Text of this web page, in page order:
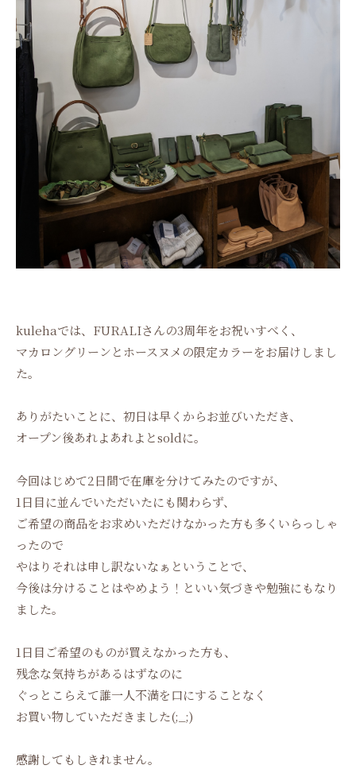
kulehaでは、FURALIさんの3周年をお祝いすべく、
マカロングリーンとホースヌメの限定カラーをお届けしまし
た。
ありがたいことに、初日は早くからお並びいただき、
オープン後あれよあれよとsoldに。
今回はじめて2日間で在庫を分けてみたのですが、
1日目に並んでいただいたにも関わらず、
ご希望の商品をお求めいただけなかった方も多くいらっしゃ
ったので
やはりそれは申し訳ないなぁということで、
今後は分けることはやめよう！といい気づきや勉強にもなり
ました。
1日目ご希望のものが買えなかった方も、
残念な気持ちがあるはずなのに
ぐっとこらえて誰一人不満を口にすることなく
お買い物していただきました(;_;)
感謝してもしきれません。